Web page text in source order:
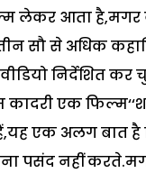
लेकर आता है,मगर
सौ से अधिक
निर्देशित कर
एक
एक अलग बात है
पसंद नहीं